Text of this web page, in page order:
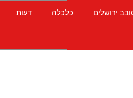
ירושלים כלכלה דעות